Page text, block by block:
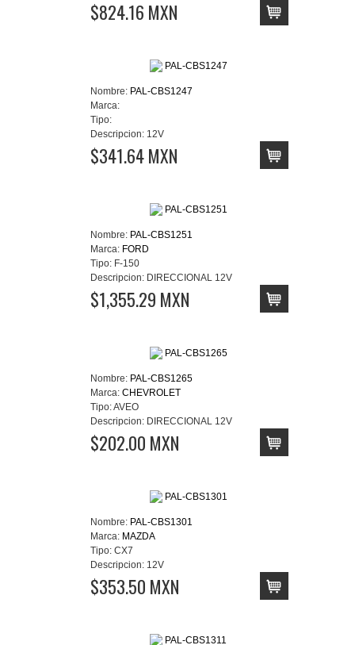
$824.16 MXN
Nombre: PAL-CBS1247
Marca:
Tipo:
Descripcion: 12V
$341.64 MXN
Nombre: PAL-CBS1251
Marca: FORD
Tipo: F-150
Descripcion: DIRECCIONAL 12V
$1,355.29 MXN
Nombre: PAL-CBS1265
Marca: CHEVROLET
Tipo:AVEO
Descripcion: DIRECCIONAL 12V
$202.00 MXN
Nombre: PAL-CBS1301
Marca: MAZDA
Tipo: CX7
Descripcion: 12V
$353.50 MXN